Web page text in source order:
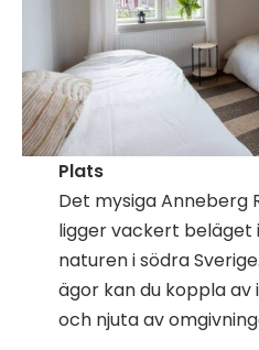
Plats
Det mysiga Anneberg
ligger vackert beläget
naturen i södra
ägor kan du koppla
och njuta av